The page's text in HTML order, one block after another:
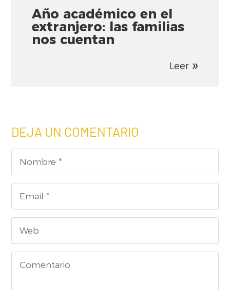
Año académico en el
extranjero: las familias
nos cuentan
Leer
DEJA UN COMENTARIO